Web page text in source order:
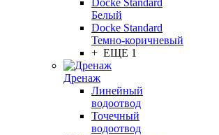
Docke Standard
Белый
Docke Standard
Темно-коричневый
+ ЕЩЕ 1
Дренаж
Линейный
водоотвод
Точечный
водоотвод